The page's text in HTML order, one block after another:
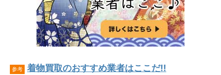
参考 着物買取のおすすめ業者はここだ!!